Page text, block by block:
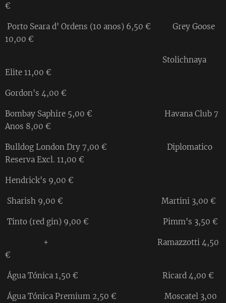
€
Porto Seara d' Ordens (10 anos) 6,50 € Grey Goose
10,00 €
Stolichnaya
Elite 11,00 €
Gordon's 4,00 €
Bombay Saphire 5,00 € Havana Club 7
Anos 8,00 €
Bulldog London Dry 7,00 € Diplomatico
Reserva Excl. 11,00 €
Hendrick's 9,00 €
Sharish 9,00 € Martini 3,00 €
Tinto (red gin) 9,00 € Pimm's 3,50 €
+ Ramazzotti 4,50
€
Água Tónica 1,50 € Ricard 4,00 €
Água Tónica Premium 2,50 € Moscatel 3,00